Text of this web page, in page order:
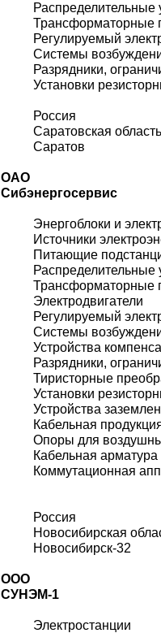
Распределительные
Трансформаторные
Регулируемый
Системы
Разрядники,
Установки
Россия
Саратовская область
Саратов
ОАО
Сибэнергосервис
Энергоблоки и
Источники
Питающие
Распределительные
Трансформаторные
Электродвигатели
Регулируемый
Системы
Устройства
Разрядники,
Тиристорные
Установки
Устройства
Кабельная
Опоры для
Кабельная арматура
Коммутационная
Россия
Новосибирская
Новосибирск-32
ООО
СУНЭМ-1
Электростанции